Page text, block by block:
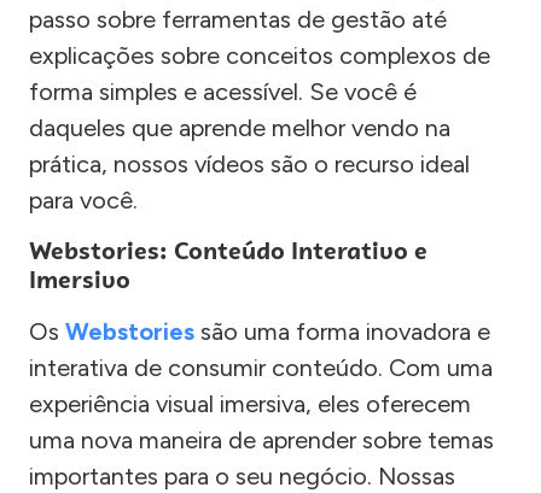
passo sobre ferramentas de gestão até
explicações sobre conceitos complexos de
forma simples e acessível. Se você é
daqueles que aprende melhor vendo na
prática, nossos vídeos são o recurso ideal
para você.
Webstories: Conteúdo Interativo e
Imersivo
Os Webstories são uma forma inovadora e
interativa de consumir conteúdo. Com uma
experiência visual imersiva, eles oferecem
uma nova maneira de aprender sobre temas
importantes para o seu negócio. Nossas